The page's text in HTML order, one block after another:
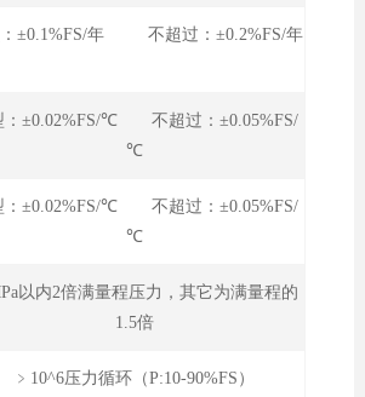
：±0.1%FS/年 不超过：±0.2%FS/年
：±0.02%FS/℃ 不超过：±0.05%FS/
℃
：±0.02%FS/℃ 不超过：±0.05%FS/
℃
以内2倍满量程压力，其它为满量程的
1.5倍
﹥10^6压力循环（P:10-90%FS）